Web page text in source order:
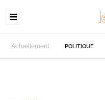
Actuellement POLITIQUE